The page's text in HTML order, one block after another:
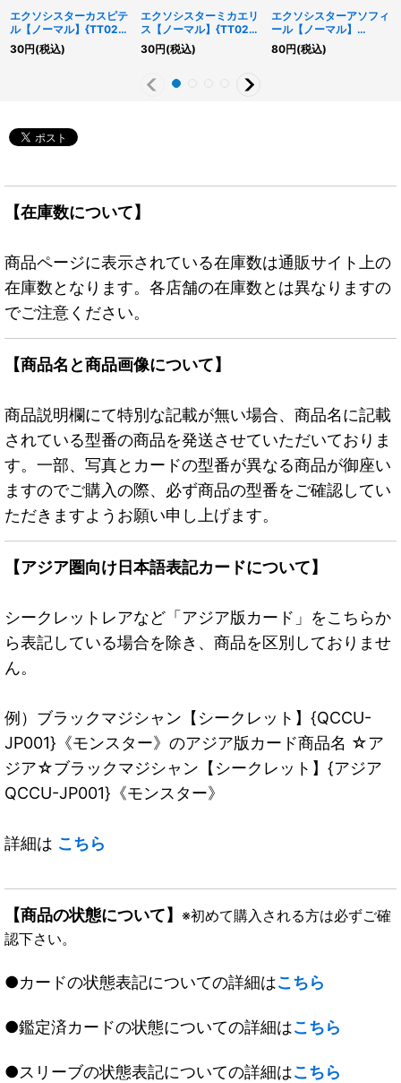
エクソシスターカスピテ
ル【ノーマル】{TT02-
JPB25}《エクシーズ》
30円(税込)
エクソシスターミカエリ
ス【ノーマル】{TT02-
JPB24}《エクシーズ》
30円(税込)
エクソシスターアソフィ
ール【ノーマル】
{TT02-JPB27}《エクシ
ーズ》
80円(税込)
【在庫数について】
商品ページに表示されている在庫数は通販サイト上の
在庫数となります。各店舗の在庫数とは異なりますの
でご注意ください。
【商品名と商品画像について】
商品説明欄にて特別な記載が無い場合、商品名に記載
されている型番の商品を発送させていただいておりま
す。一部、写真とカードの型番が異なる商品が御座い
ますのでご購入の際、必ず商品の型番をご確認してい
ただきますようお願い申し上げます。
【アジア圏向け日本語表記カードについて】
シークレットレアなど「アジア版カード」をこちらか
ら表記している場合を除き、商品を区別しておりませ
ん。
例）ブラックマジシャン【シークレット】{QCCU-
JP001}《モンスター》のアジア版カード商品名 ☆ア
ジア☆ブラックマジシャン【シークレット】{アジア
QCCU-JP001}《モンスター》
詳細は こちら
【商品の状態について】 ※初めて購入される方は必ずご確
認下さい。
●カードの状態表記についての詳細はこちら
●鑑定済カードの状態についての詳細はこちら
●スリーブの状態表記についての詳細はこちら